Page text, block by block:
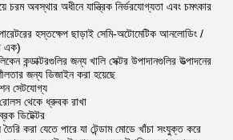
চরম অবস্থার অধীনে যান্ত্রিক নির্ভরযোগ্যতা এবং চমৎকার
হস্তক্ষেপ ছাড়াই সেমি-অটোমেটিক আনলোডিং /
এক)
কন্ডাক্টরগুলির জন্য খালি সেক্টর উপাদানগুলির উত্পাদনের
জন্য ডিজাইন করা হয়েছে
সেটযোগ্য
রোলস থেকে ধ্রুবক রাখা
ডিটেক্টর
তৈরি করা যেতে পারে যা টেন্ডাম মোডে খাঁচা সংযুক্ত করে